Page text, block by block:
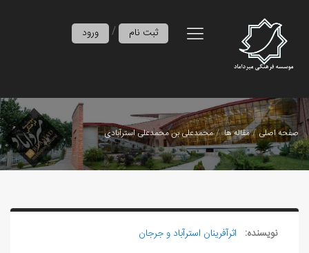
ورود / ثبت نام
صفحه اصلی مقاله ها محمدعلی بن محمدعلی استرآبادی
نویسنده: اثرآفرينان استرآباد و جرجان